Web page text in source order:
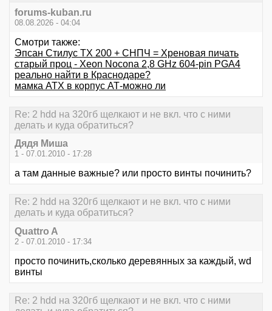
forums-kuban.ru
08.08.2026 - 04:04
Смотри также:
Эпсан Стилус ТХ 200 + СНПЧ = Хреновая пичать
старый проц - Xeon Nocona 2,8 GHz 604-pin PGA4
реально найти в Краснодаре?
мамка АТХ в корпус АТ-можно ли
Re: 2 hdd на 320гб щелкают и не вкл. что с ними
делать и куда обратиться?
Дядя Миша
1 - 07.01.2010 - 17:28
а там данные важные? или просто винты починить?
Re: 2 hdd на 320гб щелкают и не вкл. что с ними
делать и куда обратиться?
Quattro A
2 - 07.01.2010 - 17:34
просто починить,сколько деревянных за каждый, wd
винты
Re: 2 hdd на 320гб щелкают и не вкл. что с ними